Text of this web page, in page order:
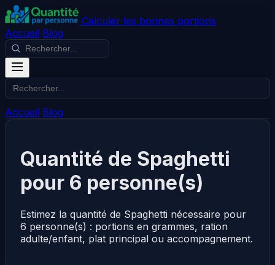
Calculer les bonnes portions
Accueil Blog
Accueil Blog
Quantité de Spaghetti
pour 6 personne(s)
Estimez la quantité de Spaghetti nécessaire pour
6 personne(s) : portions en grammes, ration
adulte/enfant, plat principal ou accompagnement.